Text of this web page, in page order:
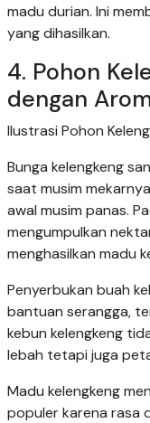
madu durian. Ini
yang dihasilkan.
4. Pohon
dengan
Ilustrasi Pohon
Bunga kelengkeng
saat musim
awal musim panas.
mengumpulkan
menghasilkan madu
Penyerbukan buah
bantuan serangga,
kebun kelengkeng
lebah tetapi juga
Madu kelengkeng
populer karena rasa